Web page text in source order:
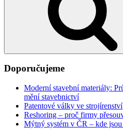
Doporučujeme
Moderní stavební materiály:
mění stavebnictví
Patentové války ve strojírenství
Reshoring – proč firmy
Mýtný systém v ČR – kde